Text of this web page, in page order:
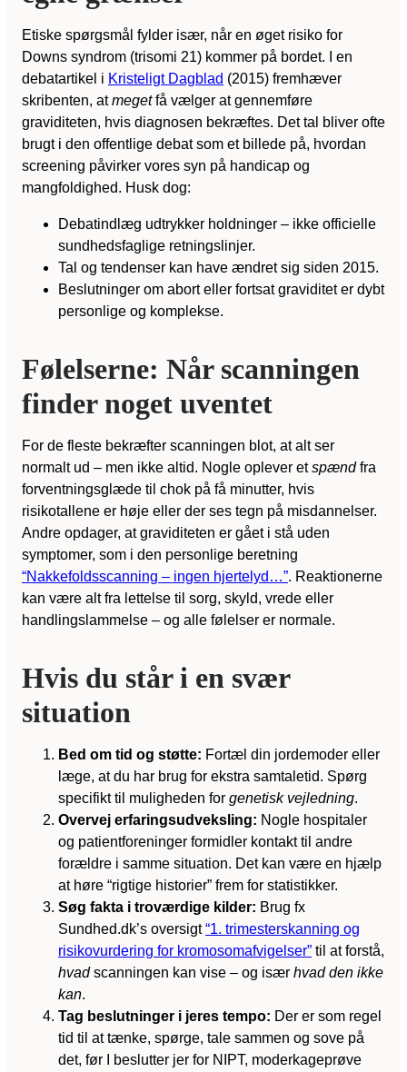
Etiske spørgsmål fylder især, når en øget risiko for
Downs syndrom (trisomi 21) kommer på bordet. I en
debatartikel i Kristeligt Dagblad (2015) fremhæver
skribenten, atmegetfå vælger at gennemføre
graviditeten, hvis diagnosen bekræftes. Det tal bliver ofte
brugt i den offentlige debat som et billede på, hvordan
screening påvirker vores syn på handicap og
mangfoldighed. Husk dog:
Debatindlæg udtrykker holdninger – ikke officielle
sundhedsfaglige retningslinjer.
Tal og tendenser kan have ændret sig siden 2015.
Beslutninger om abort eller fortsat graviditet er dybt
personlige og komplekse.
Følelserne: Når scanningen
finder noget uventet
For de fleste bekræfter scanningen blot, at alt ser
normalt ud – men ikke altid. Nogle oplever etspændfra
forventningsglæde til chok på få minutter, hvis
risikotallene er høje eller der ses tegn på misdannelser.
Andre opdager, at graviditeten er gået i stå uden
symptomer, som i den personlige beretning
“Nakkefoldsscanning – ingen hjertelyd…”. Reaktionerne
kan være alt fra lettelse til sorg, skyld, vrede eller
handlingslammelse – og alle følelser er normale.
Hvis du står i en svær
situation
Bed om tid og støtte: Fortæl din jordemoder eller
læge, at du har brug for ekstra samtaletid. Spørg
specifikt til muligheden for genetisk vejledning.
Overvej erfaringsudveksling: Nogle hospitaler
og patientforeninger formidler kontakt til andre
forældre i samme situation. Det kan være en hjælp
at høre “rigtige historier” frem for statistikker.
Søg fakta i troværdige kilder: Brug fx
Sundhed.dk’s oversigt“1. trimesterskanning og
risikovurdering for kromosomafvigelser” til at forstå,
hvadscanningen kan vise – og især hvad den ikke
kan.
Tag beslutninger i jeres tempo: Der er som regel
tid til at tænke, spørge, tale sammen og sove på
det, før I beslutter jer for NIPT, moderkageprøve